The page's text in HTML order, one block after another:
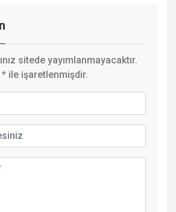
sitede yayımlanmayacaktır.
* ile işaretlenmişdir.